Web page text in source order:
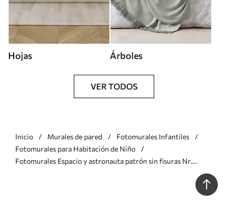
Hojas Árboles
VER TODOS
Inicio Murales de pared
Fotomurales Infantiles
Fotomurales para Habitación de Niño
Fotomurales Espacio y astronauta patrón sin fisuras Nr.